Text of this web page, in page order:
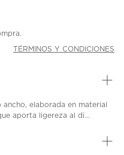
TÉRMINOS Y CONDICIONES
elaborada en material
aporta ligereza al di...